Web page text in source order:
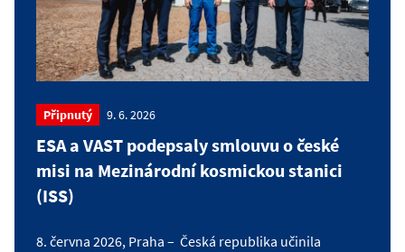
Připnutý 9. 6. 2026
ESA a VAST podepsaly smlouvu o české
misi na Mezinárodní kosmickou stanici
(ISS)
8. června 2026, Praha – Česká republika učinila